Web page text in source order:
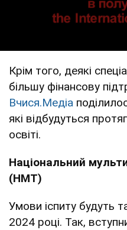
Крім того, деякі
більшу фінансову
Вчися.Медіа
які відбудуться
освіті.
Національний
(НМТ)
Умови іспиту будуть
2024 році. Так,